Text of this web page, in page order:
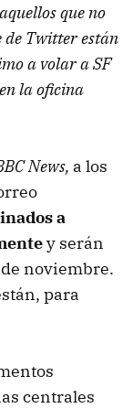
que no
de Twitter están
a volar a SF
la oficina
News, a los
a
y serán
noviembre.
para
centrales